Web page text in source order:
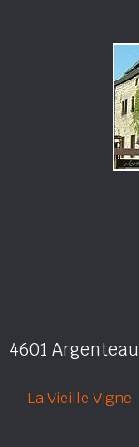
4601 Argenteau
La Vieille Vigne